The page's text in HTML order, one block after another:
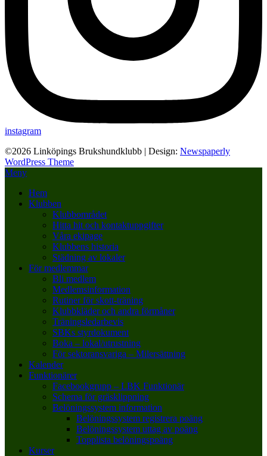
instagram
©2026 Linköpings Brukshundklubb | Design: Newspaperly
WordPress Theme
Meny
Hem
Klubben
Klubbområdet
Hitta hit och kontaktuppgifter
Våra ekipage
Klubbens historia
Städning av lokaler
För medlemmar
Bli medlem
Medlemsinformation
Rutiner för skott-träning
Klubbkläder och andra förmåner
Träningsledarbevis
SBKs styrdokument
Boka – lokal/utrustning
För sektoransvariga – Milersättning
Kalender
Funktionärer
Facebookgrupp – LBK Funktionär
Schema för gräsklippning
Belöningssystem information
Belöningssystem registrera poäng
Belöningssystem uttag av poäng
Topplista belöningspoäng
Kurser